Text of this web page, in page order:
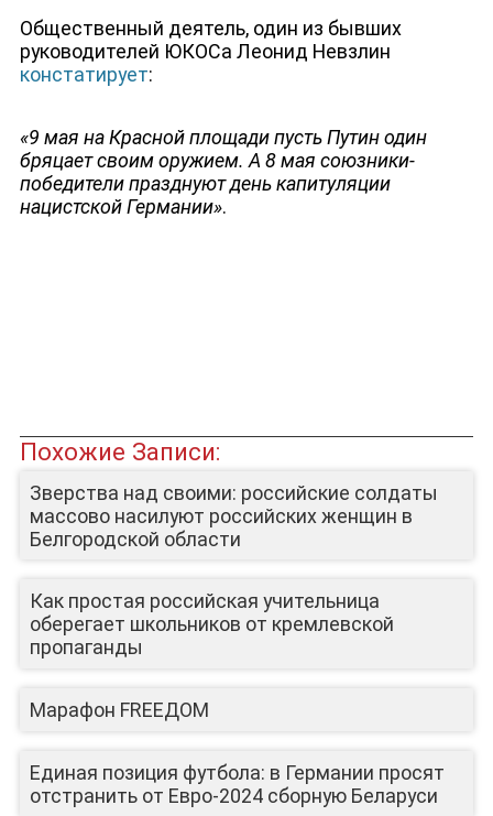
ЮТУБ-КАНАЛ
Общественный деятель, один из бывших
руководителей ЮКОСа Леонид Невзлин
констатирует:
«9 мая на Красной площади пусть Путин один
бряцает своим оружием. А 8 мая союзники-
победители празднуют день капитуляции
нацистской Германии».
Похожие Записи:
Зверства над своими: российские солдаты
массово насилуют российских женщин в
Белгородской области
Как простая российская учительница
оберегает школьников от кремлевской
пропаганды
Марафон FREEДОМ
Единая позиция футбола: в Германии просят
отстранить от Евро-2024 сборную Беларуси